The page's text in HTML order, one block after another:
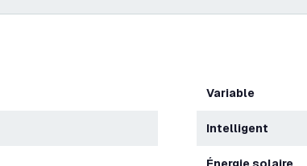
Variable
Intelligent